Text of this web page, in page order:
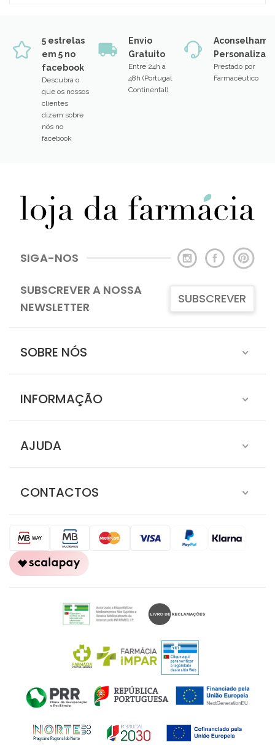
5 estrelas
em 5 no
facebook
Descubra o
que os nossos
clientes
dizem sobre
nós no
facebook
Envio
Gratuito
Entre 24h a
48h (Portugal
Continental)
Prestado por
Farmacêutico
SIGA-NOS
SUBSCREVER A NOSSA
NEWSLETTER
SUBSCREVER
SOBRE NÓS
INFORMAÇÃO
AJUDA
CONTACTOS